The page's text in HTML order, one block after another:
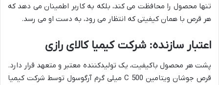
تنها محصول را محافظت می کند، بلکه به کاربر اطمینان می دهد که
هر قرص با همان کیفیتی که انتظار می رود، به دست او می رسد.
اعتبار سازنده: شرکت کیمیا کالای رازی
پشت هر محصول باکیفیت، یک تولیدکننده معتبر و متعهد قرار دارد.
قرص جوشان ویتامین C 500 میلی گرم آرگوسول توسط شرکت کیمیا